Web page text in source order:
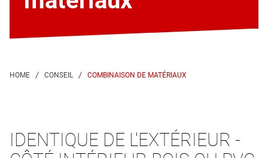
COMBINAISON DE MATÉRIAUX
IDENTIQUE DE L'EXTÉRIEUR -